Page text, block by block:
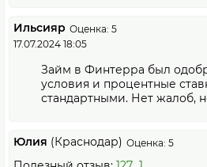
Ильсияр Оценка: 5
17.07.2024 18:05
Займ в Финтерра был
условия и процентные
стандартными. Нет жалоб,
Юлия (Краснодар) Оценка: 5